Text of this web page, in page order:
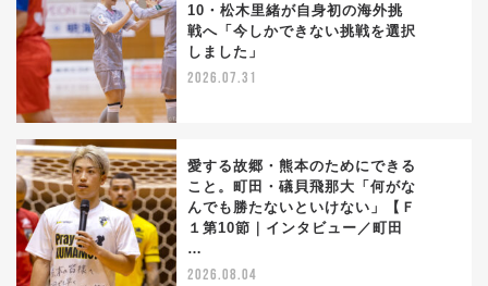
10・松木里緒が自身初の海外挑
戦へ「今しかできない挑戦を選択
しました」
2026.07.31
愛する故郷・熊本のためにできる
こと。町田・礒貝飛那大「何がな
んでも勝たないといけない」【Ｆ
１第10節｜インタビュー／町田
…
2026.08.04